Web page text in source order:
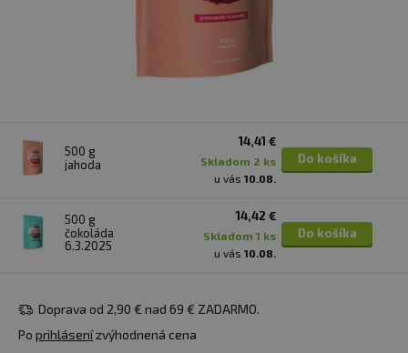
500 g
jahoda
14,41 €
skladom 2 ks
u vás 10.08.
Do košíka
500 g
čokoláda
6.3.2025
14,42 €
skladom 1 ks
u vás 10.08.
Do košíka
Doprava od 2,90 € nad 69 € ZADARMO.
Po prihlásenízvýhodnená cena